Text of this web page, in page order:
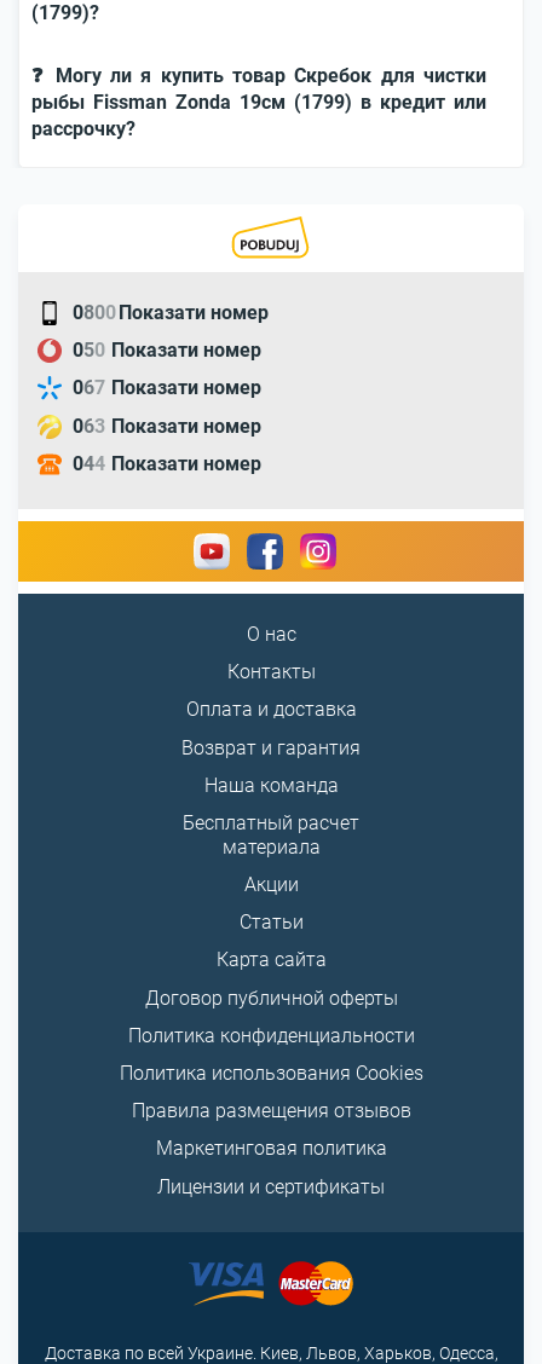
(1799)?
❓ Могу ли я купить товар Скребок для чистки
рыбы Fissman Zonda 19см (1799) в кредит или
рассрочку?
0800Показати номер
050 Показати номер
067 Показати номер
063 Показати номер
044 Показати номер
О нас
Контакты
Оплата и доставка
Возврат и гарантия
Наша команда
Бесплатный расчет
материала
Акции
Статьи
Карта сайта
Договор публичной оферты
Политика конфиденциальности
Политика использования Cookies
Правила размещения отзывов
Маркетинговая политика
Лицензии и сертификаты
Доставка по всей Украине. Киев, Львов, Харьков, Одесса,